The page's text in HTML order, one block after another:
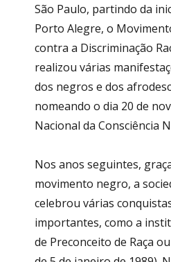
São Paulo, partindo da
Porto Alegre, o
contra a Discriminação
realizou várias
dos negros e dos
nomeando o dia 20 de
Nacional da Consciência
Nos anos seguintes,
movimento negro, a
celebrou várias
importantes, como a
de Preconceito de Raça